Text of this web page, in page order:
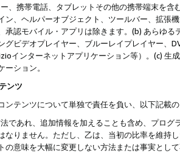
、携帯電話、タブレットその他の携帯端末を
ン、ヘルパーオブジェクト、ツールバー、拡張
承認モバイル・アプリは除きます。(b) あらゆ
グビデオプレイヤー、ブルーレイプレイヤー、
インターネットアプリケーション等）。(c)
ーション。
ンツ
ンテンツについて単独で責任を負い、以下記載
であれ、追加情報を加えることも含め、プロ
なりません。ただし、乙は、当初の比率を維持
の意味を大幅に変更しない方法または事実とし